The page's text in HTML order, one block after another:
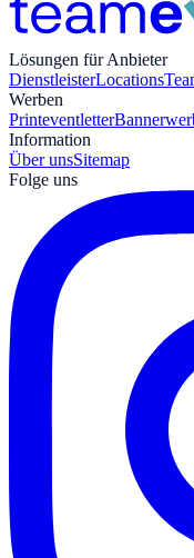
Lösungen für Anbieter
DienstleisterLocations
Werben
Printeventletter
Information
Über unsSitemap
Folge uns